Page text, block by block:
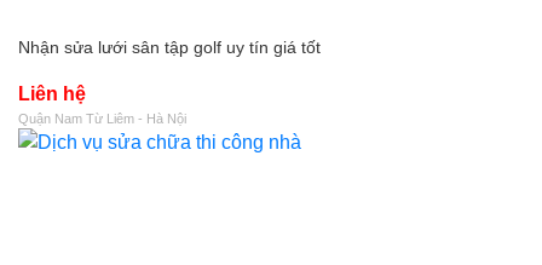
Nhận sửa lưới sân tập golf uy tín giá tốt
Liên hệ
Quận Nam Từ Liêm - Hà Nội